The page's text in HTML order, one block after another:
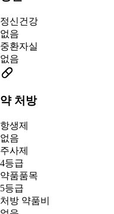
정신건강
없음
중환자실
없음
약 처방
항생제
없음
주사제
4등급
약품품목
5등급
처방 약품비